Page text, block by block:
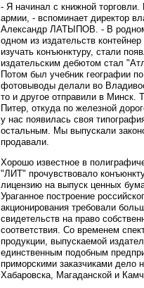
- Я начинал с книжной торговли.
армии, - вспоминает директор
Александр ЛАТЫПОВ. - В родном
одном из издательств
изучать конъюнктуру, стали
издательским дебютом стал
Потом был учебник географии
фотовыводы делали во
то и другое отправили в Минск.
Питер, откуда по железной
у нас появилась своя
остальным. Мы выпускали
продавали.
Хорошо известное в
"ЛИТ" прочувствовало
лицензию на выпуск ценных
Ураганное построение
акционирования требовали
свидетельств на право
соответствия. Со временем
продукции, выпускаемой
единственным подобным
приморскими заказчиками дело
Хабаровска, Магаданской и